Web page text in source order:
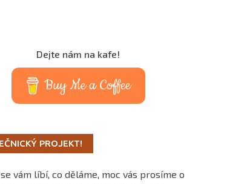
Dejte nám na kafe!
Buy Me a Coffee
PROJEKT!
vám líbí, co děláme, moc vás prosíme o